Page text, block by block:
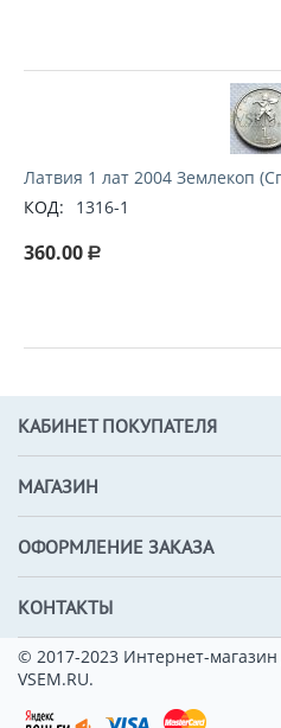
Латвия 1 лат 2004 Землекоп
КОД:
1316-1
360.00 Р
КАБИНЕТ ПОКУПАТЕЛЯ
МАГАЗИН
ОФОРМЛЕНИЕ ЗАКАЗА
КОНТАКТЫ
© 2017-2023 Интернет-
VSEM.RU.